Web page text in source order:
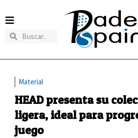
Material
HEAD presenta su
ligera, ideal para
juego